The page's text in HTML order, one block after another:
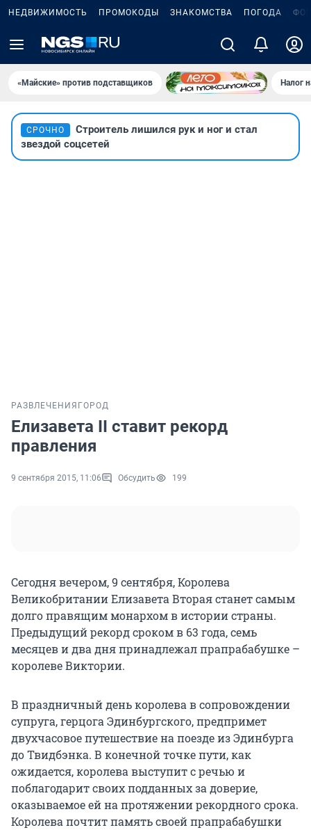
НЕДВИЖИМОСТЬ ПРОМОКОДЫ ЗНАКОМСТВА ПОГОДА
«Майские» против подставщиков Налог
СРОЧНО
Строитель лишился рук и ног и стал
звездой соцсетей
РАЗВЛЕЧЕНИЯ ГОРОД
Елизавета II ставит рекорд
правления
9 сентября 2015, 11:06 Обсудить 199
Сегодня вечером, 9 сентября, Королева
Великобритании Елизавета Вторая станет самым
долго правящим монархом в истории страны.
Предыдущий рекорд сроком в 63 года, семь
месяцев и два дня принадлежал прапрабабушке –
королеве Виктории.
В праздничный день королева в сопровождении
супруга, герцога Эдинбургского, предпримет
двухчасовое путешествие на поезде из Эдинбурга
до Твидбэнка. В конечной точке пути, как
ожидается, королева выступит с речью и
поблагодарит своих подданных за доверие,
оказываемое ей на протяжении рекордного срока.
Королева почтит память своей прапрабабушки